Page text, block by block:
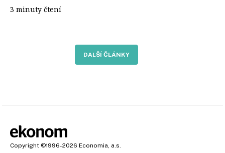
3 minuty čtení
DALŠÍ ČLÁNKY
Copyright ©1996-2026 Economia, a.s.